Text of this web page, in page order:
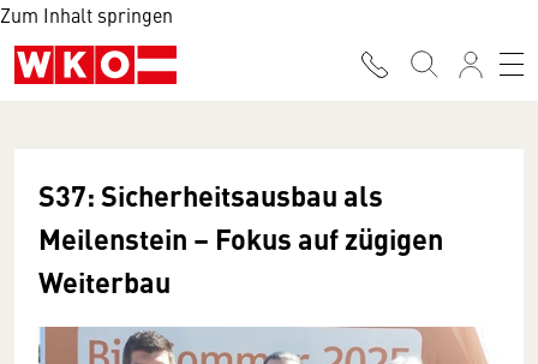
Zum Inhalt springen
S37: Sicherheitsausbau als
Meilenstein – Fokus auf zügigen
Weiterbau